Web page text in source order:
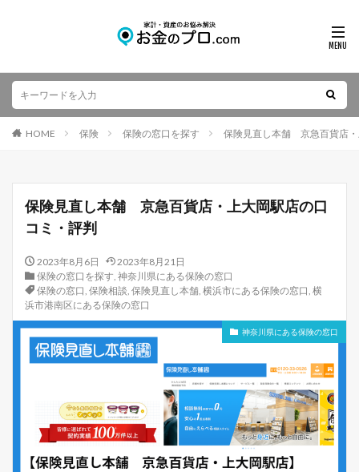
HOME 保険 保険の窓口を探す 保険見直し本舗 京急百貨店
保険見直し本舗 京急百貨店・上大岡駅店の口
コミ・評判
2023年8月6日
2023年8月21日
保険の窓口を探す, 神奈川県にある保険の窓口
保険の窓口, 保険相談, 保険見直し本舗, 横浜市にある保険の窓口, 横
浜市港南区にある保険の窓口
神奈川県にある保険の窓口